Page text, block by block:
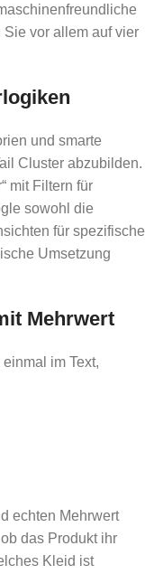
Sie vor allem auf vier
und smarte
Cluster abzubilden.
mit Filtern für
sowohl die
für spezifische
Umsetzung
Mehrwert
im Text,
echten Mehrwert
das Produkt ihr
Kleid ist